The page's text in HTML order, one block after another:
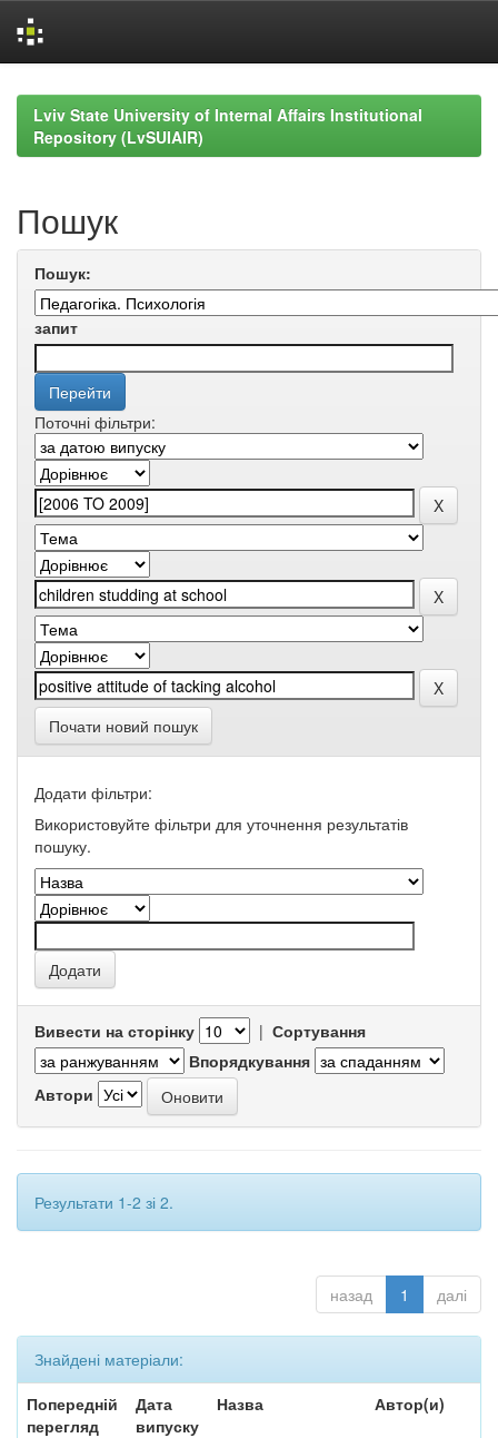
navigationLviv State University of Internal Affairs Institutional
Repository (LvSUIAIR)
Пошук
Пошук:
запит
Поточні фільтри:
Почати новий пошук
Додати фільтри:
Використовуйте фільтри для уточнення результатів
пошуку.
Вивести на сторінку | Сортування
Впорядкування
Автори
Результати 1-2 зі 2.
назад 1 далі
Знайдені матеріали:
Попередній
перегляд
Дата
випуску
Назва Автор(и)